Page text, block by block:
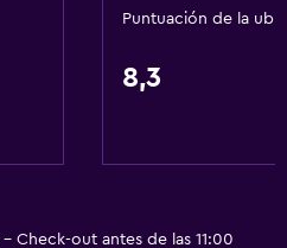
Puntuación de la
8,3
Check-out antes de las 11:00